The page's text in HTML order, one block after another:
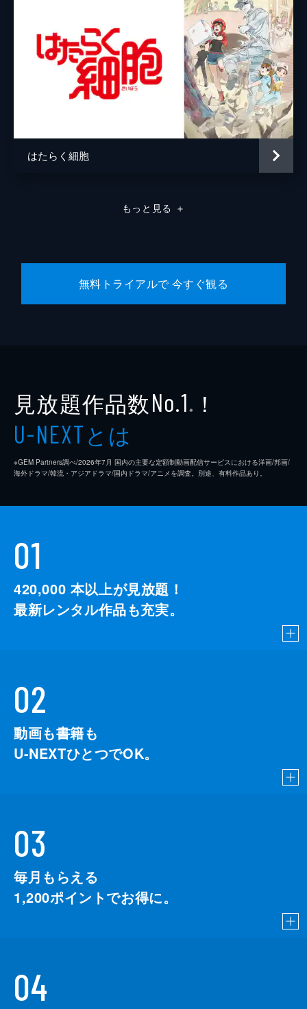
はたらく細胞
もっと見る ＋
無料トライアルで 今すぐ観る
見放題作品数No.1 ※ ！
U-NEXTとは
※GEM Partners調べ/2026年7⽉ 国内の主要な定額制動画配信サービスにおける洋画/邦画/
海外ドラマ/韓流・アジアドラマ/国内ドラマ/アニメを調査。別途、有料作品あり。
01
420,000 本以上が見放題！
最新レンタル作品も充実。
02
動画も書籍も
U-NEXTひとつでOK。
03
毎月もらえる
1,200ポイントでお得に。
04